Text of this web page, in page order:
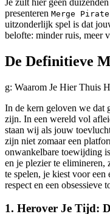
presenteren Merge
uitzonderlijk spel is dat
belofte: minder ruis, meer
De Definitieve
g: Waarom Je Hier Thuis
In de kern geloven we dat
zijn. In een wereld vol
staan wij als jouw
zijn niet zomaar een
onwankelbare toewijding
en je plezier te elimineren,
te spelen, je kiest voor
respect en een
1. Herover Je Tijd: